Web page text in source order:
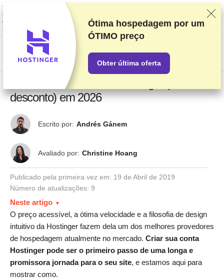
Classificamos os fornecedores com base em testes e pesquisas rigorosos,
mas também levamos em consideração seu feedback e nossos acordos
comerciais com provedores. Esta página contém links de
afiliados.Divulgação de Publicidade
US$
Como criar uma conta Hostinger (+ dica de
desconto) em 2026
Escrito por: Andrés Gánem
Avaliado por: Christine Hoang
Publicado pela primeira vez em: 19 de Abril de 2019
Número de atualizações: 9
Neste artigo
O preço acessível, a ótima velocidade e a filosofia de design
intuitivo da Hostinger fazem dela um dos melhores provedores
de hospedagem atualmente no mercado. Criar sua conta
Hostinger pode ser o primeiro passo de uma longa e
promissora jornada para o seu site, e estamos aqui para
mostrar como.
Ótima hospedagem por um
ÓTIMO preço
Obter última oferta